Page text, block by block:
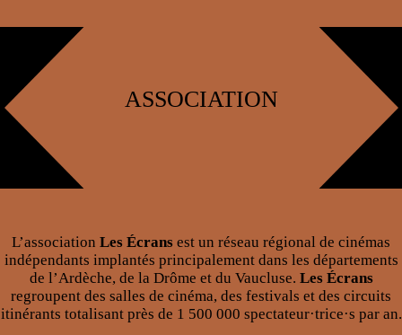
ASSOCIATION
L’association Les Écrans est un réseau régional de cinémas
indépendants implantés principalement dans les départements
de l’Ardèche, de la Drôme et du Vaucluse. Les Écrans
regroupent des salles de cinéma, des festivals et des circuits
itinérants totalisant près de 1 500 000 spectateur·trice·s par an.